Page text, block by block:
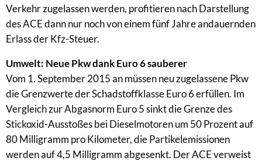
Verkehr zugelassen werden, profitieren nach Darstellung
des ACE dann nur noch von einem fünf Jahre andauernden
Erlass der Kfz-Steuer.
Umwelt: Neue Pkw dank Euro 6 sauberer
Vom 1. September 2015 an müssen neu zugelassene Pkw
die Grenzwerte der Schadstoffklasse Euro 6 erfüllen. Im
Vergleich zur Abgasnorm Euro 5 sinkt die Grenze des
Stickoxid-Ausstoßes bei Dieselmotoren um 50 Prozent auf
80 Milligramm pro Kilometer, die Partikelemissionen
werden auf 4,5 Milligramm abgesenkt. Der ACE verweist